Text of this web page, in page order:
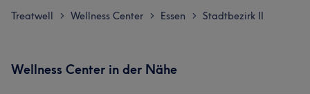
Treatwell > Wellness Center > Essen > Stadtbezirk II
Wellness Center in der Nähe